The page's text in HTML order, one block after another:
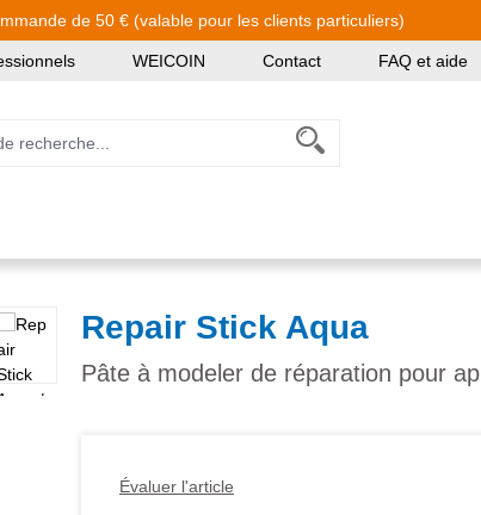
de 50 € (valable pour les clients particuliers)
WEICOIN Contact FAQ et aide
Repair Stick Aqua
Pâte à modeler de réparation pour
Évaluer l'article